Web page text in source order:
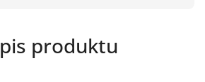
produktu